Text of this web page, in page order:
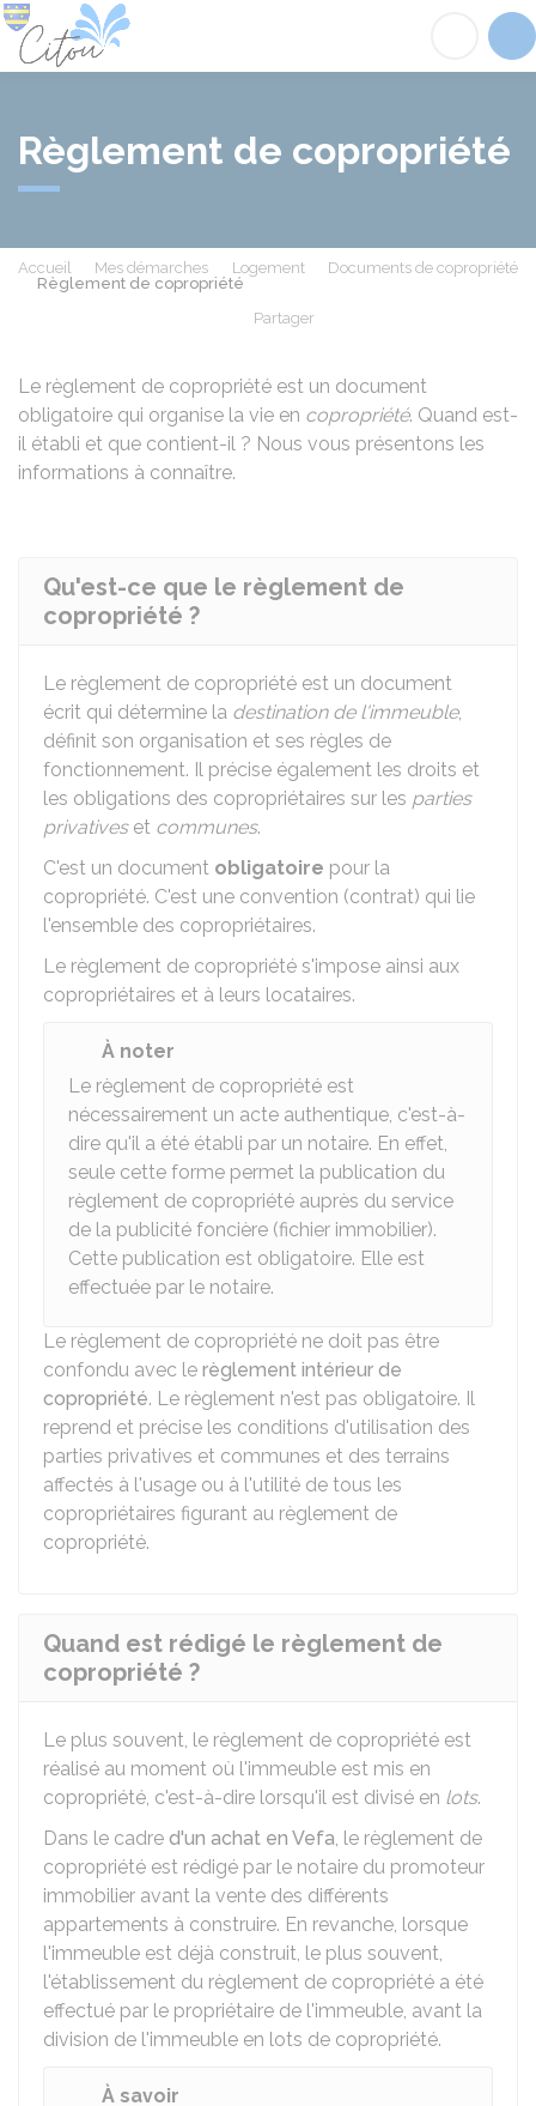
Règlement de copropriété
Accueil Mes démarches Logement
Documents de copropriété
Règlement de copropriété
Partager
Le règlement de copropriété est un document
obligatoire qui organise la vie en copropriété. Quand est-
il établi et que contient-il ? Nous vous présentons les
informations à connaître.
Qu'est-ce que le règlement de
copropriété ?
Le règlement de copropriété est un document
écrit qui détermine la destination de l'immeuble,
définit son organisation et ses règles de
fonctionnement. Il précise également les droits et
les obligations des copropriétaires sur les parties
privativeset communes.
C'est un document obligatoire pour la
copropriété. C'est une convention (contrat) qui lie
l'ensemble des copropriétaires.
Le règlement de copropriété s'impose ainsi aux
copropriétaires et à leurs locataires.
À noter
Le règlement de copropriété est
nécessairement un acte authentique, c'est-à-
dire qu'il a été établi par un notaire. En effet,
seule cette forme permet la publication du
règlement de copropriété auprès du service
de la publicité foncière (fichier immobilier).
Cette publication est obligatoire. Elle est
effectuée par le notaire.
Le règlement de copropriété ne doit pas être
confondu avec le règlement intérieur de
copropriété. Le règlement n'est pas obligatoire. Il
reprend et précise les conditions d'utilisation des
parties privatives et communes et des terrains
affectés à l'usage ou à l'utilité de tous les
copropriétaires figurant au règlement de
copropriété.
Quand est rédigé le règlement de
copropriété ?
Le plus souvent, le règlement de copropriété est
réalisé au moment où l'immeuble est mis en
copropriété, c'est-à-dire lorsqu'il est divisé en lots.
Dans le cadre d'un achat en Vefa, le règlement de
copropriété est rédigé par le notaire du promoteur
immobilier avant la vente des différents
appartements à construire. En revanche, lorsque
l'immeuble est déjà construit, le plus souvent,
l'établissement du règlement de copropriété a été
effectué par le propriétaire de l'immeuble, avant la
division de l'immeuble en lots de copropriété.
À savoir